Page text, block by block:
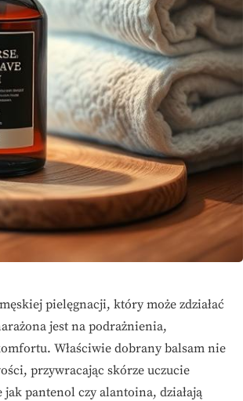
pielęgnacji, który może zdziałać
jest na podrażnienia,
Właściwie dobrany balsam nie
przywracając skórze uczucie
pantenol czy alantoina, działają